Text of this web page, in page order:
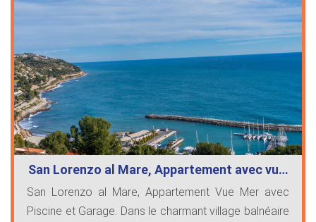
San Lorenzo al Mare, Appartement avec vu…
San Lorenzo al Mare, Appartement Vue Mer avec
Piscine et Garage. Dans le charmant village balnéaire